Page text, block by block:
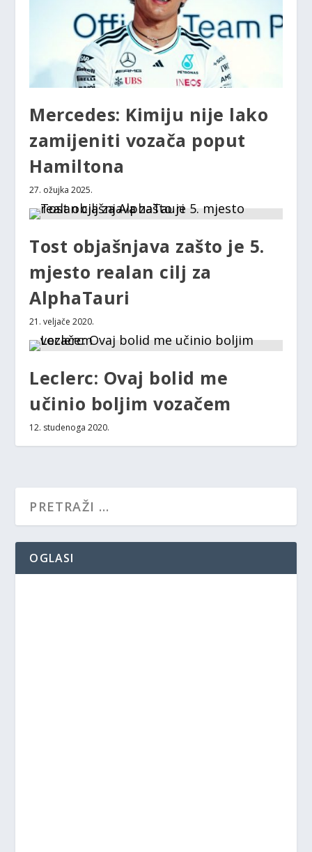
Mercedes: Kimiju nije lako
zamijeniti vozača poput
Hamiltona
27. ožujka 2025.
Tost objašnjava zašto je 5.
mjesto realan cilj za
AlphaTauri
21. veljače 2020.
Leclerc: Ovaj bolid me
učinio boljim vozačem
12. studenoga 2020.
OGLASI